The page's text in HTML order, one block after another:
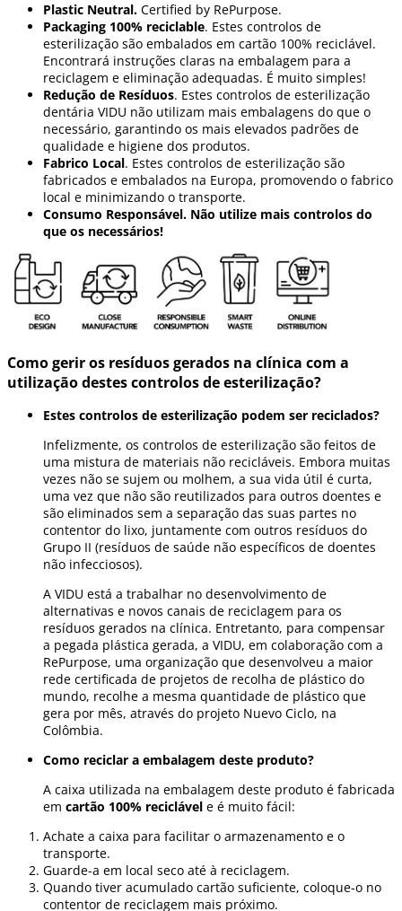
Plastic Neutral. Certified by RePurpose.
Packaging 100% reciclable. Estes controlos de
esterilização são embalados em cartão 100% reciclável.
Encontrará instruções claras na embalagem para a
reciclagem e eliminação adequadas. É muito simples!
Redução de Resíduos. Estes controlos de esterilização
dentária VIDU não utilizam mais embalagens do que o
necessário, garantindo os mais elevados padrões de
qualidade e higiene dos produtos.
Fabrico Local. Estes controlos de esterilização são
fabricados e embalados na Europa, promovendo o fabrico
local e minimizando o transporte.
Consumo Responsável. Não utilize mais controlos do
que os necessários!
Como gerir os resíduos gerados na clínica com a
utilização destes controlos de esterilização?
Estes controlos de esterilização podem ser reciclados?
Infelizmente, os controlos de esterilização são feitos de
uma mistura de materiais não recicláveis. Embora muitas
vezes não se sujem ou molhem, a sua vida útil é curta,
uma vez que não são reutilizados para outros doentes e
são eliminados sem a separação das suas partes no
contentor do lixo, juntamente com outros resíduos do
Grupo II (resíduos de saúde não específicos de doentes
não infecciosos).
A VIDU está a trabalhar no desenvolvimento de
alternativas e novos canais de reciclagem para os
resíduos gerados na clínica. Entretanto, para compensar
a pegada plástica gerada, a VIDU, em colaboração com a
RePurpose, uma organização que desenvolveu a maior
rede certificada de projetos de recolha de plástico do
mundo, recolhe a mesma quantidade de plástico que
gera por mês, através do projeto Nuevo Ciclo, na
Colômbia.
Como reciclar a embalagem deste produto?
A caixa utilizada na embalagem deste produto é fabricada
em cartão 100% reciclável e é muito fácil:
Achate a caixa para facilitar o armazenamento e o
transporte.
Guarde-a em local seco até à reciclagem.
Quando tiver acumulado cartão suficiente, coloque-o no
contentor de reciclagem mais próximo.